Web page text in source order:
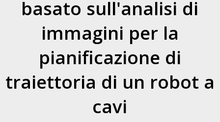
basato sull'analisi di
immagini per la
pianificazione di
traiettoria di un robot a
cavi